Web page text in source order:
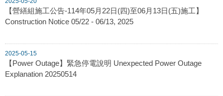
【營繕組施工公告-114年05月22日(四)至06月13日(五)施工】
Construction Notice 05/22 - 06/13, 2025
2025-05-15
【Power Outage】緊急停電說明 Unexpected Power Outage
Explanation 20250514